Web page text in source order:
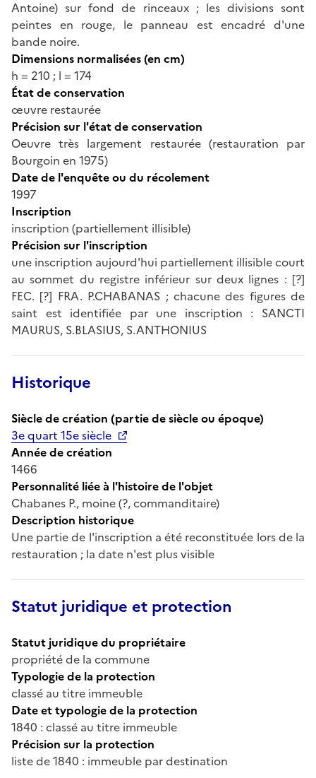
Antoine) sur fond de rinceaux ; les divisions sont
peintes en rouge, le panneau est encadré d'une
bande noire.
Dimensions normalisées (en cm)
h = 210 ; l = 174
État de conservation
œuvre restaurée
Précision sur l'état de conservation
Oeuvre très largement restaurée (restauration par
Bourgoin en 1975)
Date de l'enquête ou du récolement
1997
Inscription
inscription (partiellement illisible)
Précision sur l'inscription
une inscription aujourd'hui partiellement illisible court
au sommet du registre inférieur sur deux lignes : [?]
FEC. [?] FRA. P.CHABANAS ; chacune des figures de
saint est identifiée par une inscription : SANCTI
MAURUS, S.BLASIUS, S.ANTHONIUS
Historique
Siècle de création (partie de siècle ou époque)
3e quart 15e siècle
Année de création
1466
Personnalité liée à l'histoire de l'objet
Chabanes P., moine (?, commanditaire)
Description historique
Une partie de l'inscription a été reconstituée lors de la
restauration ; la date n'est plus visible
Statut juridique et protection
Statut juridique du propriétaire
propriété de la commune
Typologie de la protection
classé au titre immeuble
Date et typologie de la protection
1840 : classé au titre immeuble
Précision sur la protection
liste de 1840 : immeuble par destination